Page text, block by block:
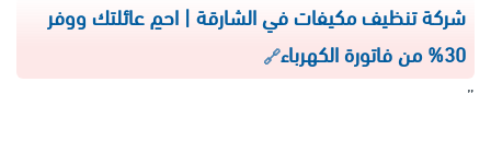
شركة تنظيف مكيفات في الشارقة | احمِ عائلتك ووفر
30% من فاتورة الكهرباء
”